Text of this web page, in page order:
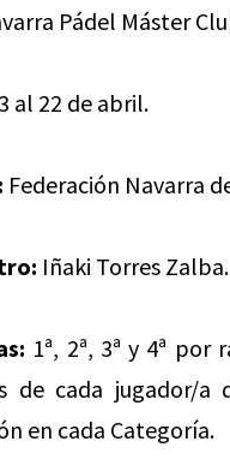
Pádel Máster
al 22 de abril.
Federación Navarra
Iñaki Torres Zalba.
1ª, 2ª, 3ª y 4ª por
de cada jugador/a
en cada Categoría.